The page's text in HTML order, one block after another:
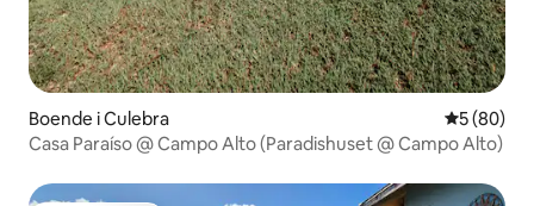
Boende i Culebra 5 av 5 i
5 (80)
Casa Paraíso @ Campo Alto (Paradishuset @ Campo Alto)